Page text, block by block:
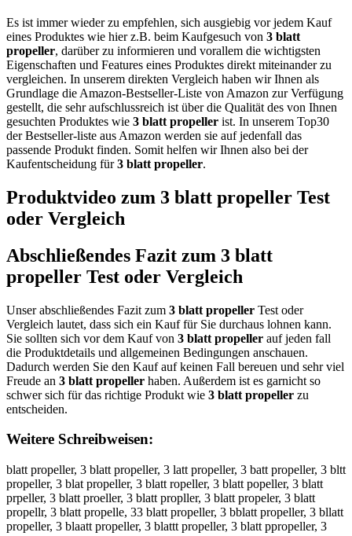
Es ist immer wieder zu empfehlen, sich ausgiebig vor jedem Kauf
eines Produktes wie hier z.B. beim Kaufgesuch von 3 blatt
propeller, darüber zu informieren und vorallem die wichtigsten
Eigenschaften und Features eines Produktes direkt miteinander zu
vergleichen. In unserem direkten Vergleich haben wir Ihnen als
Grundlage die Amazon-Bestseller-Liste von Amazon zur Verfügung
gestellt, die sehr aufschlussreich ist über die Qualität des von Ihnen
gesuchten Produktes wie 3 blatt propeller ist. In unserem Top30
der Bestseller-liste aus Amazon werden sie auf jedenfall das
passende Produkt finden. Somit helfen wir Ihnen also bei der
Kaufentscheidung für3 blatt propeller.
Produktvideo zum 3 blatt propeller Test
oder Vergleich
Abschließendes Fazit zum 3 blatt
propeller Test oder Vergleich
Unser abschließendes Fazit zum 3 blatt propeller Test oder
Vergleich lautet, dass sich ein Kauf für Sie durchaus lohnen kann.
Sie sollten sich vor dem Kauf von 3 blatt propeller auf jeden fall
die Produktdetails und allgemeinen Bedingungen anschauen.
Dadurch werden Sie den Kauf auf keinen Fall bereuen und sehr viel
Freude an 3 blatt propeller haben. Außerdem ist es garnicht so
schwer sich für das richtige Produkt wie 3 blatt propeller zu
entscheiden.
Weitere Schreibweisen:
blatt propeller, 3 blatt propeller, 3 latt propeller, 3 batt propeller, 3 bltt
propeller, 3 blat propeller, 3 blatt ropeller, 3 blatt popeller, 3 blatt
prpeller, 3 blatt proeller, 3 blatt propller, 3 blatt propeler, 3 blatt
propellr, 3 blatt propelle, 33 blatt propeller, 3 bblatt propeller, 3 bllatt
propeller, 3 blaatt propeller, 3 blattt propeller, 3 blatt ppropeller, 3